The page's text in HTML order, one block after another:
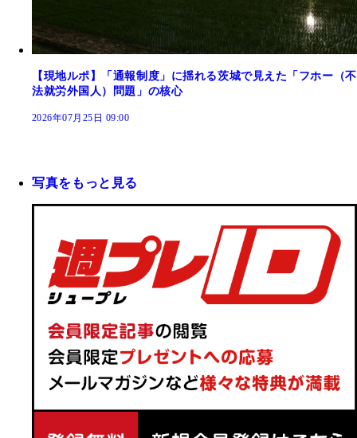
【現地ルポ】「通報制度」に揺れる茨城で見えた「フホー（不
法就労外国人）問題」の核心
2026年07月25日 09:00
写真をもっと見る